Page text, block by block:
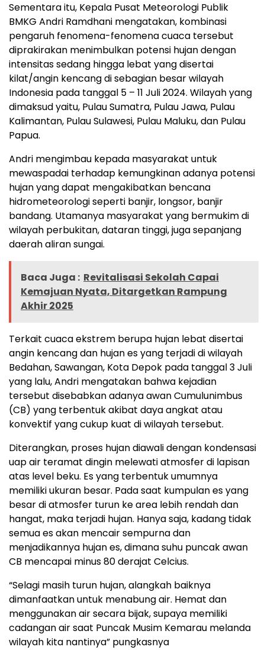
Sementara itu, Kepala Pusat Meteorologi Publik
BMKG Andri Ramdhani mengatakan, kombinasi
pengaruh fenomena-fenomena cuaca tersebut
diprakirakan menimbulkan potensi hujan dengan
intensitas sedang hingga lebat yang disertai
kilat/angin kencang di sebagian besar wilayah
Indonesia pada tanggal 5 – 11 Juli 2024. Wilayah yang
dimaksud yaitu, Pulau Sumatra, Pulau Jawa, Pulau
Kalimantan, Pulau Sulawesi, Pulau Maluku, dan Pulau
Papua.
Andri mengimbau kepada masyarakat untuk
mewaspadai terhadap kemungkinan adanya potensi
hujan yang dapat mengakibatkan bencana
hidrometeorologi seperti banjir, longsor, banjir
bandang. Utamanya masyarakat yang bermukim di
wilayah perbukitan, dataran tinggi, juga sepanjang
daerah aliran sungai.
Baca Juga : Revitalisasi Sekolah Capai
Kemajuan Nyata, Ditargetkan Rampung
Akhir 2025
Terkait cuaca ekstrem berupa hujan lebat disertai
angin kencang dan hujan es yang terjadi di wilayah
Bedahan, Sawangan, Kota Depok pada tanggal 3 Juli
yang lalu, Andri mengatakan bahwa kejadian
tersebut disebabkan adanya awan Cumulunimbus
(CB) yang terbentuk akibat daya angkat atau
konvektif yang cukup kuat di wilayah tersebut.
Diterangkan, proses hujan diawali dengan kondensasi
uap air teramat dingin melewati atmosfer di lapisan
atas level beku. Es yang terbentuk umumnya
memiliki ukuran besar. Pada saat kumpulan es yang
besar di atmosfer turun ke area lebih rendah dan
hangat, maka terjadi hujan. Hanya saja, kadang tidak
semua es akan mencair sempurna dan
menjadikannya hujan es, dimana suhu puncak awan
CB mencapai minus 80 derajat Celcius.
“Selagi masih turun hujan, alangkah baiknya
dimanfaatkan untuk menabung air. Hemat dan
menggunakan air secara bijak, supaya memiliki
cadangan air saat Puncak Musim Kemarau melanda
wilayah kita nantinya” pungkasnya